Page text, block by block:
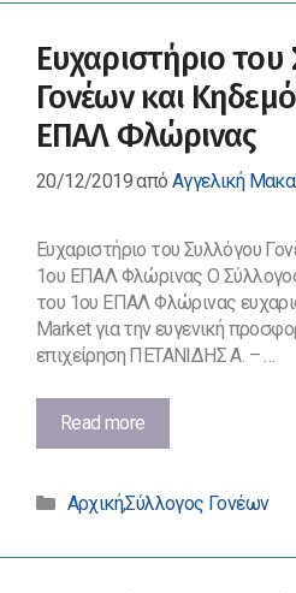
Ευχαριστήριο
Γονέων και
ΕΠΑΛ Φλώρινας
20/12/2019απόΑγγελική
Ευχαριστήριο του Συλλόγου
1ου ΕΠΑΛ Φλώρινας Ο
του 1ου ΕΠΑΛ Φλώρινας
Market για την ευγενική
επιχείρηση ΠΕΤΑΝΙΔΗΣ Α. – …
Read moreΕυχαριστήριο
του
Γονέων
Κηδεμόνων
Κατηγορίες
Αρχική,Σύλλογος Γονέων